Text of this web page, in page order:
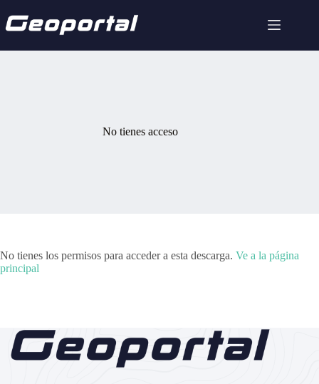
contenido
No tienes acceso
No tienes los permisos para acceder a esta descarga. Ve a la página
principal